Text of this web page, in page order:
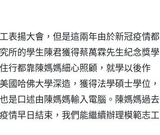
表揚大會，但是這兩年由於新冠疫情都
所的學生陳君獲得蔡萬霖先生紀念獎學
行都靠陳媽媽細心照顧，就學以後作
國哈佛大學深造，獲得法學碩士學位，
是口述由陳媽媽輸入電腦。陳媽媽過去
情早日結束，我們能繼續辦理模範志工